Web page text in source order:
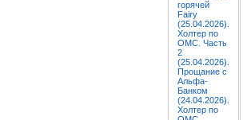
горячей
Fairy
(25.04.2026).
Холтер по
ОМС. Часть
2
(25.04.2026).
Прощание с
Альфа-
Банком
(24.04.2026).
Холтер по